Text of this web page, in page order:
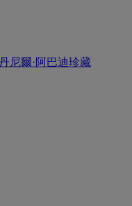
尼爾·阿巴迪珍藏